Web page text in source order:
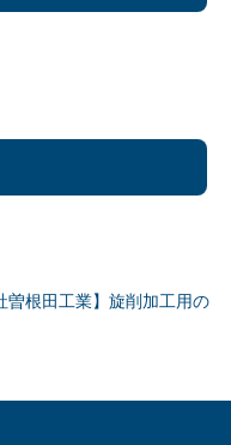
曽根田工業】旋削加工用の